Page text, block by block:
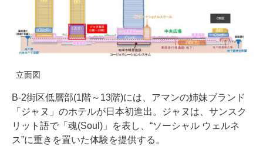
立面図
B-2街区低層部(1階～13階)には、アマンの姉妹ブランド
「ジャヌ」のホテルが日本初進出。ジャヌは、サンスク
リット語で「魂(Soul)」を表し、“ソーシャル ウェルネ
ス”に重きを置いた体験を提供する。